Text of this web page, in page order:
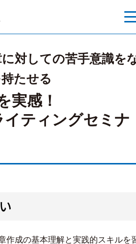
対しての苦手意識を
たせる
実感！
イティングセミナ
作成の基本理解と実践的スキルを